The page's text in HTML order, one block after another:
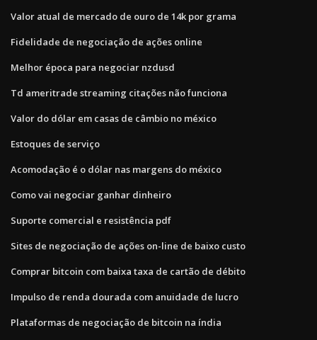
Valor atual de mercado de ouro de 14k por grama
Fidelidade de negociação de ações online
Melhor época para negociar nzdusd
Td ameritrade streaming citações não funciona
Valor do dólar em casas de câmbio no méxico
Estoques de serviço
Acomodação é o dólar nas margens do méxico
Como vai negociar ganhar dinheiro
Suporte comercial e resistência pdf
Sites de negociação de ações on-line de baixo custo
Comprar bitcoin com baixa taxa de cartão de débito
Impulso de renda dourada com anuidade de lucro
Plataformas de negociação de bitcoin na índia